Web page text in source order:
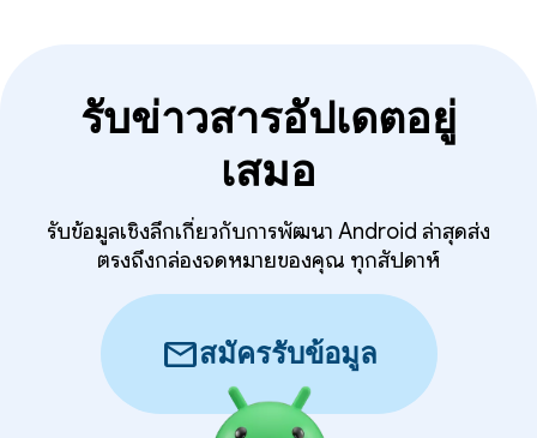
รับข่าวสารอัปเดตอยู่
เสมอ
รับข้อมูลเชิงลึกเกี่ยวกับการพัฒนา Android ล่าสุดส่ง
ตรงถึงกล่องจดหมายของคุณ ทุกสัปดาห์
mailสมัครรับข้อมูล